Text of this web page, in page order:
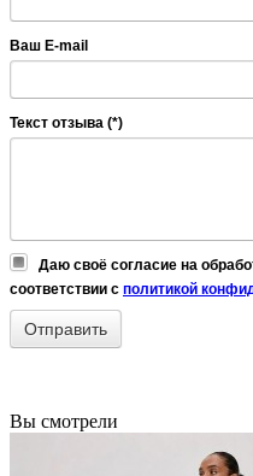
Ваш E-mail
Текст отзыва (*)
Даю своё согласие на
соответствии с политикой
Вы смотрели